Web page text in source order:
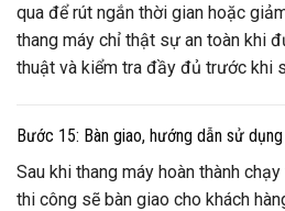
qua để rút ngắn thời gian hoặc
thang máy chỉ thật sự an toàn khi
thuật và kiểm tra đầy đủ trước khi
Bước 15: Bàn giao, hướng dẫn sử
Sau khi thang máy hoàn thành
thi công sẽ bàn giao cho khách